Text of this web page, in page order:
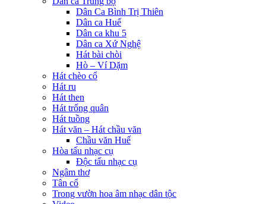
Dân Ca Bình Trị Thiên
Dân ca Huế
Dân ca khu 5
Dân ca Xứ Nghệ
Hát bài chòi
Hò – Ví Dặm
Hát chèo cổ
Hát ru
Hát then
Hát trống quân
Hát tuồng
Hát văn – Hát chầu văn
Chầu văn Huế
Hòa tấu nhạc cụ
Độc tấu nhạc cụ
Ngâm thơ
Tân cổ
Trong vườn hoa âm nhạc dân tộc